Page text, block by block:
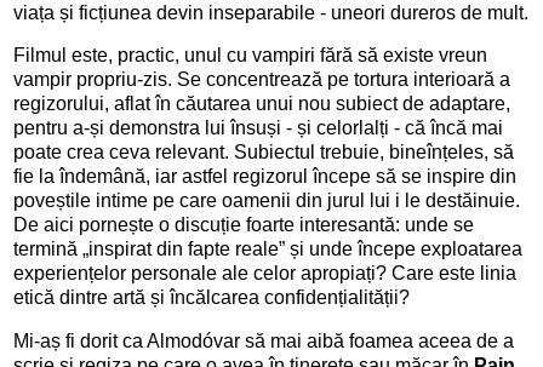
viața și ficțiunea devin inseparabile - uneori dureros de mult.
Filmul este, practic, unul cu vampiri fără să existe vreun
vampir propriu-zis. Se concentrează pe tortura interioară a
regizorului, aflat în căutarea unui nou subiect de adaptare,
pentru a-și demonstra lui însuși - și celorlalți - că încă mai
poate crea ceva relevant. Subiectul trebuie, bineînțeles, să
fie la îndemână, iar astfel regizorul începe să se inspire din
poveștile intime pe care oamenii din jurul lui i le destăinuie.
De aici pornește o discuție foarte interesantă: unde se
termină „inspirat din fapte reale” și unde începe exploatarea
experiențelor personale ale celor apropiați? Care este linia
etică dintre artă și încălcarea confidențialității?
Mi-aș fi dorit ca Almodóvar să mai aibă foamea aceea de a